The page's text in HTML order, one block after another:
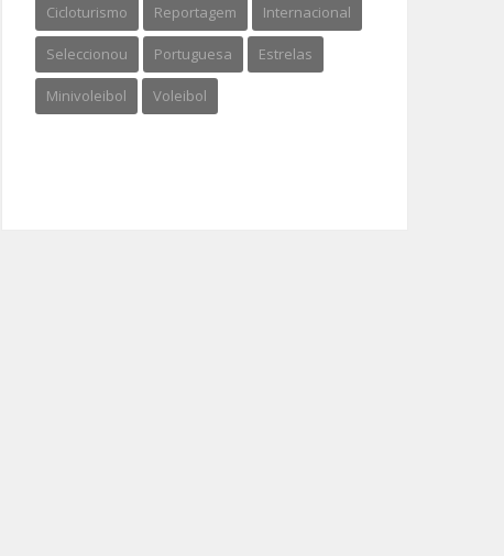
Cicloturismo Reportagem Internacional
Seleccionou Portuguesa Estrelas
Minivoleibol Voleibol